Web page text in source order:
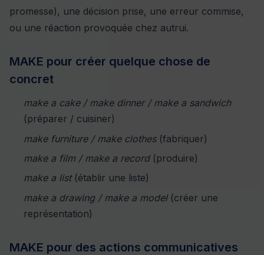
promesse), une décision prise, une erreur commise,
ou une réaction provoquée chez autrui.
MAKE pour créer quelque chose de
concret
make a cake / make dinner / make a sandwich
(préparer / cuisiner)
make furniture / make clothes(fabriquer)
make a film / make a record(produire)
make a list(établir une liste)
make a drawing / make a model(créer une
représentation)
MAKE pour des actions communicatives